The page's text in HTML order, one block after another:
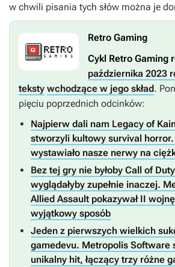
w chwili pisania tych słów można je
Retro Gaming
Cykl Retro Gaming
października 2023
teksty wchodzące w jego skład.
pięciu poprzednich odcinków:
Najpierw dali nam Legacy of
stworzyli kultowy survival
wystawiało nasze nerwy na
Bez tej gry nie byłoby Call of
wyglądałyby zupełnie inaczej.
Allied Assault pokazywał II
wyjątkowy sposób
Jeden z pierwszych wielkich
gamedevu. Metropolis Software
unikalny hit, łączący trzy różne